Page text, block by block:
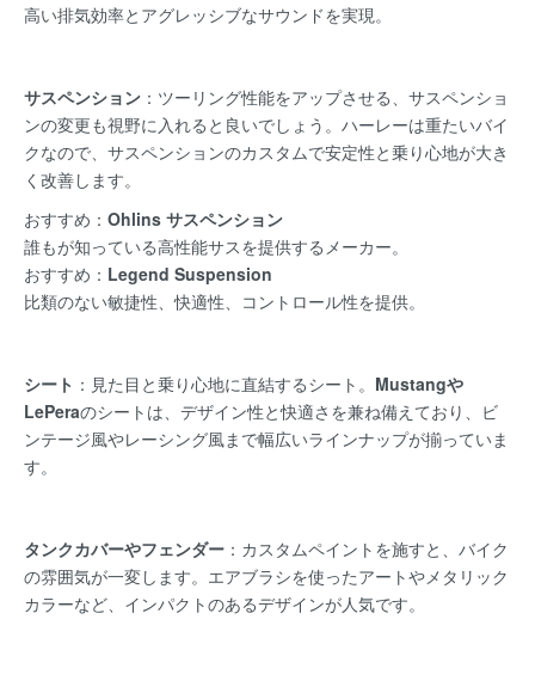
高い排気効率とアグレッシブなサウンドを実現。
サスペンション ：ツーリング性能をアップさせる、サスペンショ
ンの変更も視野に入れると良いでしょう。ハーレーは重たいバイ
クなので、サスペンションのカスタムで安定性と乗り心地が大き
く改善します。
おすすめ： Ohlins サスペンション
誰もが知っている高性能サスを提供するメーカー。
おすすめ： Legend Suspension
比類のない敏捷性、快適性、コントロール性を提供。
シート ：見た目と乗り心地に直結するシート。 Mustangや
LePeraのシートは、デザイン性と快適さを兼ね備えており、ビ
ンテージ風やレーシング風まで幅広いラインナップが揃っていま
す。
タンクカバーやフェンダー ：カスタムペイントを施すと、バイク
の雰囲気が一変します。エアブラシを使ったアートやメタリック
カラーなど、インパクトのあるデザインが人気です。